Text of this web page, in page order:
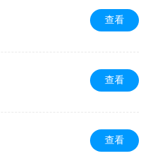
查看
查看
查看